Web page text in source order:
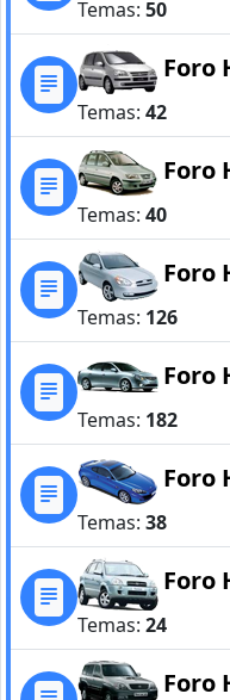
Temas: 50
Foro
Temas: 42
Foro
Temas: 40
Foro
Temas: 126
Foro
Temas: 182
Foro
Temas: 38
Foro
Temas: 24
Foro